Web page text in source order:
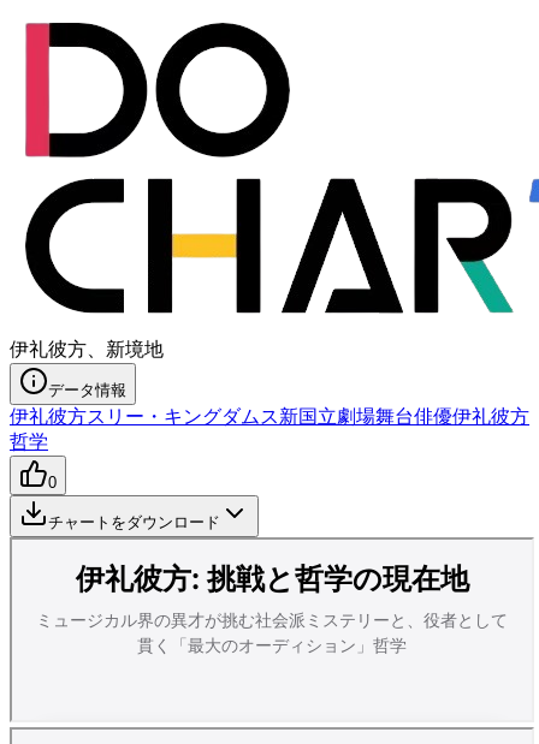
伊礼彼方、新境地
データ情報
伊礼彼方スリー・キングダムス新国立劇場舞台俳優伊礼彼方
哲学
0
チャートをダウンロード